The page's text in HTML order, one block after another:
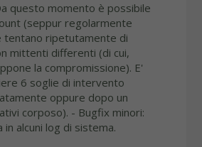
questo momento è possibile
(seppur regolarmente
tentano ripetutamente di
mittenti differenti (di cui,
la compromissione). E'
6 soglie di intervento
oppure dopo un
corposo). - Bugfix minori:
alcuni log di sistema.